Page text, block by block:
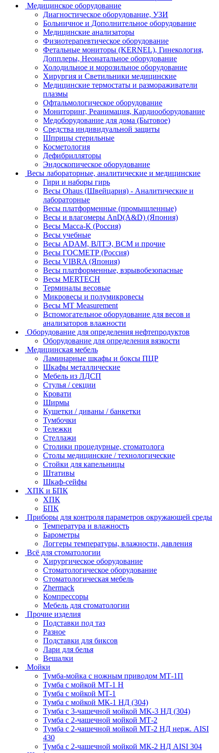
Медицинское оборудование
Диагностическое оборудование, УЗИ
Больничное и Дополнительное оборудование
Медицинские анализаторы
Физиотерапевтическое оборудование
Фетальные мониторы (KERNEL), Гинекология,
Допплеры, Неонатальное оборудование
Холодильное и морозильное оборудование
Хирургия и Светильники медицинские
Медицинские термостаты и размораживатели
плазмы
Офтальмологическое оборудование
Мониторинг, Реанимация, Кардиооборудование
Медоборудование для дома (Бытовое)
Средства индивидуальной защиты
Шприцы стерильные
Косметология
Дефибрилляторы
Эндоскопическое оборудование
Весы лабораторные, аналитические и медицинские
Гири и наборы гирь
Весы Ohaus (Швейцария) - Аналитические и
лабораторные
Весы платформенные (промышленные)
Весы и влагомеры AnD(A&D) (Япония)
Весы Масса-К (Россия)
Весы учебные
Весы ADAM, ВЛТЭ, BCM и прочие
Весы ГОСМЕТР (Россия)
Весы VIBRA (Япония)
Весы платформенные, взрывобезопасные
Весы MERTECH
Терминалы весовые
Микровесы и полумикровесы
Весы MT Measurement
Вспомогательное оборудование для весов и
анализаторов влажности
Оборудование для определения нефтепродуктов
Оборудование для определения вязкости
Медицинская мебель
Ламинарные шкафы и боксы ПЦР
Шкафы металлические
Мебель из ЛДСП
Стулья / секции
Кровати
Ширмы
Кушетки / диваны / банкетки
Тумбочки
Тележки
Стеллажи
Столики процедурные, стоматолога
Столы медицинские / технологические
Стойки для капельницы
Штативы
Шкаф-сейфы
ХПК и БПК
ХПК
БПК
Приборы для контроля параметров окружающей среды
Температура и влажность
Барометры
Логгеры температуры, влажности, давления
Всё для стоматологии
Хирургическое оборудование
Стоматологическое оборудование
Стоматологическая мебель
Zhermack
Компрессоры
Мебель для стоматологии
Прочие изделия
Подставки под таз
Разное
Подставки для биксов
Лари для белья
Вешалки
Мойки
Тумба-мойка с ножным приводом МТ-1П
Тумба с мойкой МТ-1 Н
Тумба с мойкой МТ-1
Тумба с мойкой МК-1 НД (304)
Тумба с 3-чашечной мойкой МK-3 НД (304)
Тумба с 2-чашечной мойкой МТ-2
Тумба с 2-чашечной мойкой МТ-2 НД нерж. AISI
430
Тумба с 2-чашечной мойкой МК-2 НД AISI 304